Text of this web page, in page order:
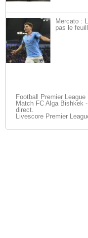
Mercato :
pas le
Football Premier League
Match FC Alga Bishkek
direct.
Livescore Premier